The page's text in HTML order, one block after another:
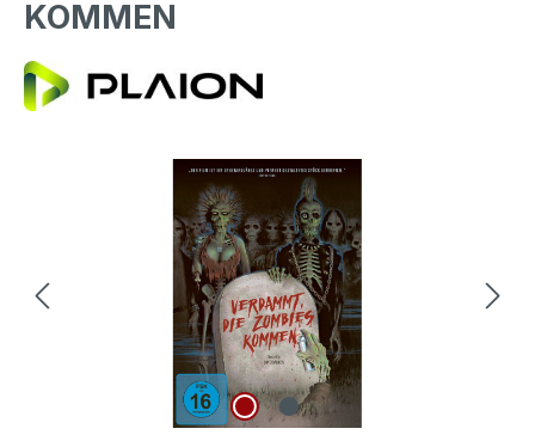
KOMMEN
Bildergalerie überspringen